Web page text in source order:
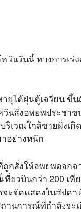
วันวันนี้ ทางการเร่
ายุไต้ฝุ่นตู้เจวียน ขึ้
วันสั่งอพยพประชา
บริเวณใกล้ชายฝั่ง
อย่างหนัก
กสั่งให้อพยพออกจ
ยวบินกว่า 200 เที่
ะจัดแสดงในสัปดา
านการณ์ที่กำลังจะ